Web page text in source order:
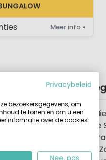
Meer info »
bij het plaatsje
van ons land:
die omgeven zijn door
kinderen is hier volop.
Privacybeleid
bezoekersgegevens, om
te tonen en om u een
informatie over de cookies